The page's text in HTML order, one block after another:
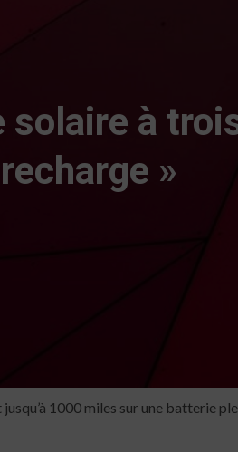
à
»
1000 miles sur une batterie